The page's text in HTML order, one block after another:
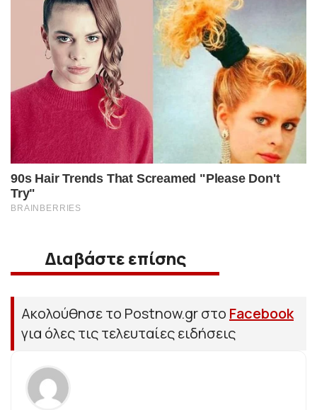
Διαβάστε επίσης
Ακολούθησε το Postnow.gr στο Facebook
για όλες τις τελευταίες ειδήσεις